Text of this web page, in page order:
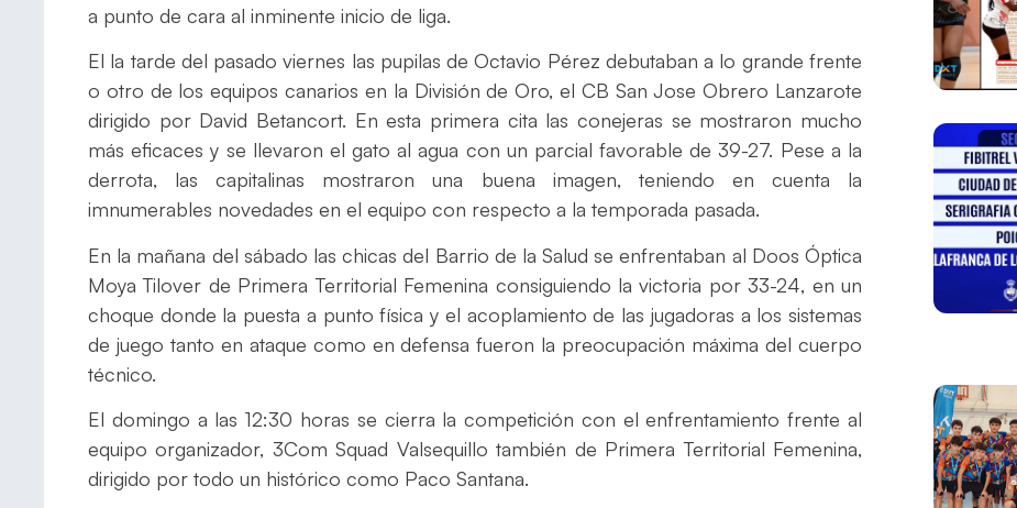
a punto de cara al inminente inicio de liga.
El la tarde del pasado viernes las pupilas de Octavio Pérez debutaban a lo grande frente
o otro de los equipos canarios en la División de Oro, el CB San Jose Obrero Lanzarote
dirigido por David Betancort. En esta primera cita las conejeras se mostraron mucho
más eficaces y se llevaron el gato al agua con un parcial favorable de 39-27. Pese a la
derrota, las capitalinas mostraron una buena imagen, teniendo en cuenta la
imnumerables novedades en el equipo con respecto a la temporada pasada.
En la mañana del sábado las chicas del Barrio de la Salud se enfrentaban al Doos Óptica
Moya Tilover de Primera Territorial Femenina consiguiendo la victoria por 33-24, en un
choque donde la puesta a punto física y el acoplamiento de las jugadoras a los sistemas
de juego tanto en ataque como en defensa fueron la preocupación máxima del cuerpo
técnico.
El domingo a las 12:30 horas se cierra la competición con el enfrentamiento frente al
equipo organizador, 3Com Squad Valsequillo también de Primera Territorial Femenina,
dirigido por todo un histórico como Paco Santana.